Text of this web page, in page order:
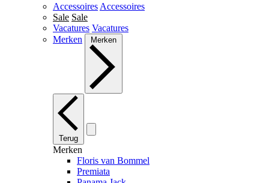
Accessoires Accessoires
Sale Sale
Vacatures Vacatures
Merken
Merken
Terug
Merken
Floris van Bommel
Premiata